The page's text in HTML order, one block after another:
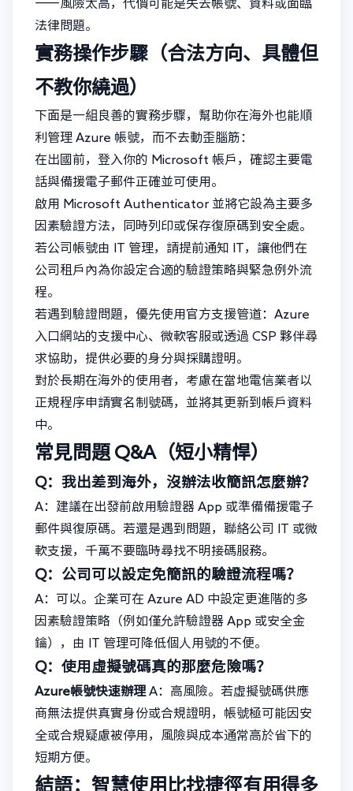
——風險太高，代價可能是失去帳號、資料或面臨
法律問題。
實務操作步驟（合法方向、具體但
不教你繞過）
下面是一組良善的實務步驟，幫助你在海外也能順
利管理 Azure 帳號，而不去動歪腦筋：
在出國前，登入你的 Microsoft 帳戶，確認主要電
話與備援電子郵件正確並可使用。
啟用 Microsoft Authenticator 並將它設為主要多
因素驗證方法，同時列印或保存復原碼到安全處。
若公司帳號由 IT 管理，請提前通知 IT，讓他們在
公司租戶內為你設定合適的驗證策略與緊急例外流
程。
若遇到驗證問題，優先使用官方支援管道：Azure
入口網站的支援中心、微軟客服或透過 CSP 夥伴尋
求協助，提供必要的身分與採購證明。
對於長期在海外的使用者，考慮在當地電信業者以
正規程序申請實名制號碼，並將其更新到帳戶資料
中。
常見問題 Q&A（短小精悍）
Q：我出差到海外，沒辦法收簡訊怎麼辦？
A：建議在出發前啟用驗證器 App 或準備備援電子
郵件與復原碼。若還是遇到問題，聯絡公司 IT 或微
軟支援，千萬不要臨時尋找不明接碼服務。
Q：公司可以設定免簡訊的驗證流程嗎？
A：可以。企業可在 Azure AD 中設定更進階的多
因素驗證策略（例如僅允許驗證器 App 或安全金
鑰），由 IT 管理可降低個人用號的不便。
Q：使用虛擬號碼真的那麼危險嗎？
Azure帳號快速辦理 A：高風險。若虛擬號碼供應
商無法提供真實身份或合規證明，帳號極可能因安
全或合規疑慮被停用，風險與成本通常高於省下的
短期方便。
結語：智慧使用比找捷徑有用得多